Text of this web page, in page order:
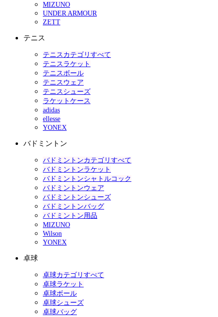
MIZUNO
UNDER ARMOUR
ZETT
テニス
テニスカテゴリすべて
テニスラケット
テニスボール
テニスウェア
テニスシューズ
ラケットケース
adidas
ellesse
YONEX
バドミントン
バドミントンカテゴリすべて
バドミントンラケット
バドミントンシャトルコック
バドミントンウェア
バドミントンシューズ
バドミントンバッグ
バドミントン用品
MIZUNO
Wilson
YONEX
卓球
卓球カテゴリすべて
卓球ラケット
卓球ボール
卓球シューズ
卓球バッグ